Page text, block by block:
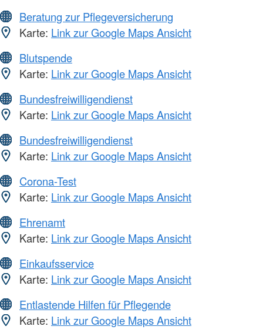
Beratung zur Pflegeversicherung
Karte: Link zur Google Maps Ansicht
Blutspende
Karte: Link zur Google Maps Ansicht
Bundesfreiwilligendienst
Karte: Link zur Google Maps Ansicht
Bundesfreiwilligendienst
Karte: Link zur Google Maps Ansicht
Corona-Test
Karte: Link zur Google Maps Ansicht
Ehrenamt
Karte: Link zur Google Maps Ansicht
Einkaufsservice
Karte: Link zur Google Maps Ansicht
Entlastende Hilfen für Pflegende
Karte: Link zur Google Maps Ansicht